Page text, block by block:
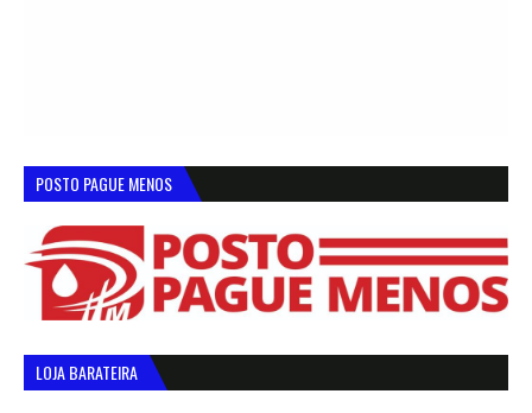
POSTO PAGUE MENOS
LOJA BARATEIRA